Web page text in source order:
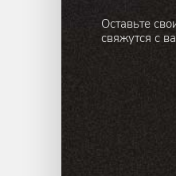
Оставьте
свяжутся с